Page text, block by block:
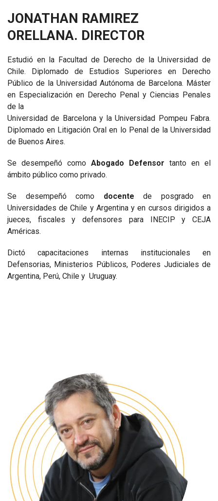
JONATHAN RAMIREZ
ORELLANA. DIRECTOR
Estudió en la Facultad de Derecho de la Universidad de
Chile. Diplomado de Estudios Superiores en Derecho
Público de la Universidad Autónoma de Barcelona. Máster
en Especialización en Derecho Penal y Ciencias Penales
de la
Universidad de Barcelona y la Universidad Pompeu Fabra.
Diplomado en Litigación Oral en lo Penal de la Universidad
de Buenos Aires.
Se desempeñó como Abogado Defensor tanto en el
ámbito público como privado.
Se desempeñó como docente de posgrado en
Universidades de Chile y Argentina y en cursos dirigidos a
jueces, fiscales y defensores para INECIP y CEJA
Américas.
Dictó capacitaciones internas institucionales en
Defensorias, Ministerios Públicos, Poderes Judiciales de
Argentina, Perú, Chile y Uruguay.